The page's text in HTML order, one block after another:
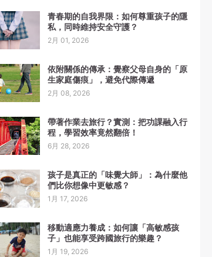
青春期的自我界限：如何尊重孩子的隱
私，同時維持安全守護？
2月 01, 2026
依附關係的傳承：覺察父母自身的「原
生家庭傷痕」，避免代際傳遞
2月 08, 2026
帶著作業去旅行？實測：把功課融入行
程，學習效率竟然翻倍！
6月 28, 2026
孩子是真正的「味覺大師」：為什麼他
們比你想像中更敏感？
1月 17, 2026
移動適應力養成：如何讓「高敏感孩
子」也能享受跨國旅行的樂趣？
1月 19, 2026